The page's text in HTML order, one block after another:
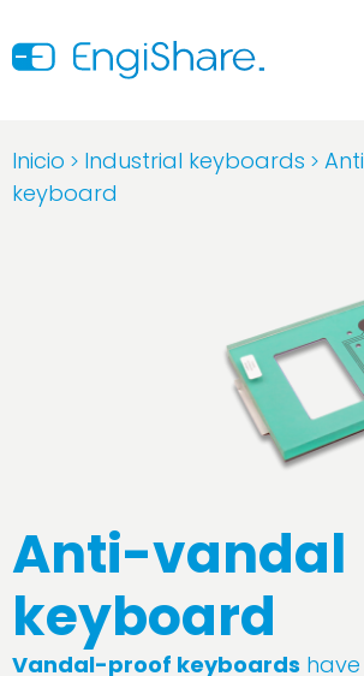
Inicio > Industrial keyboards >
keyboard
Anti-vandal
keyboard
Vandal-proof keyboards